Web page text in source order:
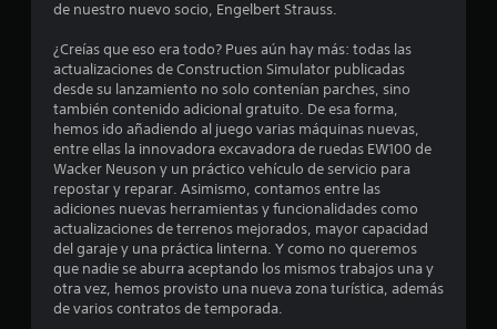
d
e
7
3
5
6
c
e
s
p
l
a
z
a
r
t
e
p
o
r
l
t
d
o
n
d
e
l
o
d
e
j
a
s
t
e
de nuestro nuevo socio, Engelbert Strauss.
¿Creías que eso era todo? Pues aún hay más: todas las
actualizaciones de Construction Simulator publicadas
desde su lanzamiento no solo contenían parches, sino
también contenido adicional gratuito. De esa forma,
hemos ido añadiendo al juego varias máquinas nuevas,
entre ellas la innovadora excavadora de ruedas EW100 de
Wacker Neuson y un práctico vehículo de servicio para
repostar y reparar. Asimismo, contamos entre las
adiciones nuevas herramientas y funcionalidades como
actualizaciones de terrenos mejorados, mayor capacidad
del garaje y una práctica linterna. Y como no queremos
que nadie se aburra aceptando los mismos trabajos una y
otra vez, hemos provisto una nueva zona turística, además
de varios contratos de temporada.